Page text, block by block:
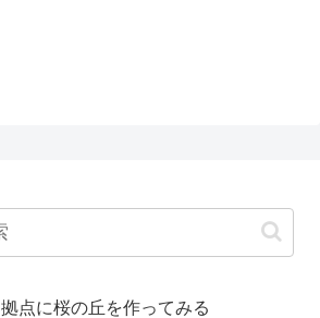
拠点に桜の丘を作ってみる